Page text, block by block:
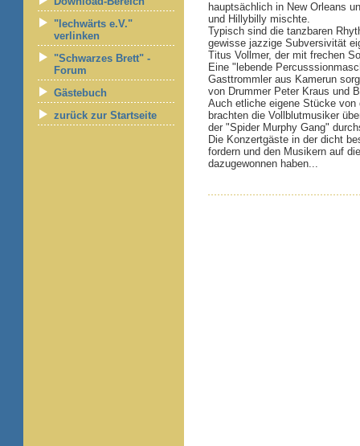
"lechwärts e.V."
verlinken
"Schwarzes Brett" -
Forum
Gästebuch
zurück zur Startseite
hauptsächlich in New Orleans
und Hillybilly mischte.
Typisch sind die tanzbaren
gewisse jazzige Subversivität
Titus Vollmer, der mit frechen
Eine "lebende
Gasttrommler aus Kamerun
von Drummer Peter Kraus und
Auch etliche eigene Stücke
brachten die Vollblutmusiker
der "Spider Murphy Gang"
Die Konzertgäste in der dicht
fordern und den Musikern auf
dazugewonnen haben...